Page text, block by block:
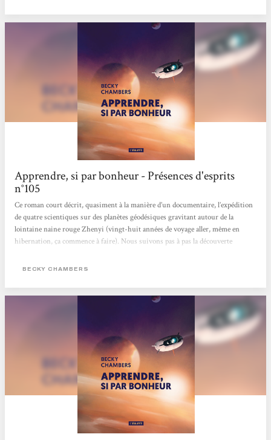
Apprendre, si par bonheur - Présences d'esprits
n°105
Ce roman court décrit, quasiment à la manière d’un documentaire, l’expédition
de quatre scientiques sur des planètes géodésiques gravitant autour de la
lointaine naine rouge Zhenyi (vingt-huit années de voyage aller, même en
hibernation, ça commence à faire). Nous suivons pas à pas la découverte
perturber par leur seule présence. Chaque planète les confronte à des choix
disposent des moyens d’augmenter partiellement leurs corps). La narration
BECKY CHAMBERS